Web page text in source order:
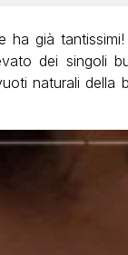
già
dei singoli
naturali della